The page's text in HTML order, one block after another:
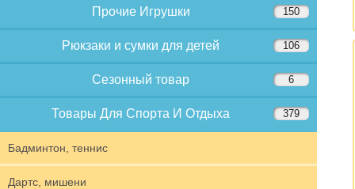
Прочие Игрушки 150
Рюкзаки и сумки для детей 106
Сезонный товар 6
Товары Для Спорта И Отдыха 379
Бадминтон, теннис
Дартс, мишени